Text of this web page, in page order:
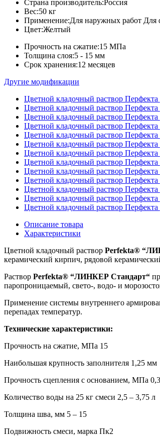
Страна производитель:Россия
Вес:50 кг
Применение:Для наружных работ Для
Цвет:Желтый
Прочность на сжатие:15 МПа
Толщина слоя:5 - 15 мм
Срок хранения:12 месяцев
Другие модификации
Цветной кладочный раствор
Цветной кладочный раствор
Цветной кладочный раствор
Цветной кладочный раствор
Цветной кладочный раствор
Цветной кладочный раствор
Цветной кладочный раствор
Цветной кладочный раствор
Цветной кладочный раствор
Цветной кладочный раствор
Цветной кладочный раствор
Цветной кладочный раствор
Цветной кладочный раствор
Описание товара
Характеристики
Цветной кладочный раствор Perfekta®
керамический кирпич, рядовой
Раствор Perfekta® “ЛИНКЕР Стандарт“
паропроницаемый, свето-, водо- и
Применение системы внутреннего
перепадах температур.
Технические характеристики:
Прочность на сжатие, МПа 15
Наибольшая крупность заполнителя 1,25 мм
Прочность сцепления с основанием, МПа 0,3
Количество воды на 25 кг смеси 2,5 – 3,75 л
Толщина шва, мм 5 – 15
Подвижность смеси, марка Пк2